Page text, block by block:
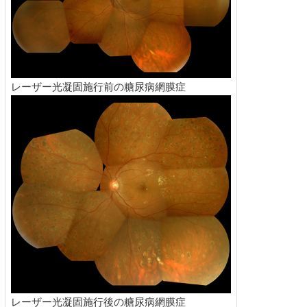
レーザー光凝固施行前の糖尿病網膜症
レーザー光凝固施行後の糖尿病網膜症